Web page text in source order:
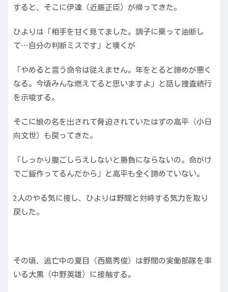
すると、そこに伊達（近藤正臣）が帰ってきた。
ひよりは「相手を甘く見てました。調子に乗って油断し
て…自分の判断ミスです」と嘆くが
「やめると言う命令は従えません。年をとると諦めが悪く
なる。今頃みんな燃えてると思いますよ」と話し捜査続行
を示唆する。
そこに娘の名を出されて脅迫されていたはずの高平（小日
向文世）も戻ってきた。
「しっかり腹ごしらえしないと勝負にならないの。命がけ
でご飯作ってるんだから」と高平も全く諦めていない。
2人のやる気に接し、ひよりは野間と対峙する気力を取り
戻した。
その頃、逃亡中の夏目（西島秀俊）は野間の実働部隊を率
いる大黒（中野英雄）に接触する。